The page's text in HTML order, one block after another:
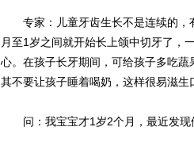
专家：儿童牙齿生长不是连续的，
月至1岁之间就开始长上颌中切牙了，
心。在孩子长牙期间，可给孩子多吃
其不要让孩子睡着喝奶，这样很易滋生
问：我宝宝才1岁2个月，最近发现